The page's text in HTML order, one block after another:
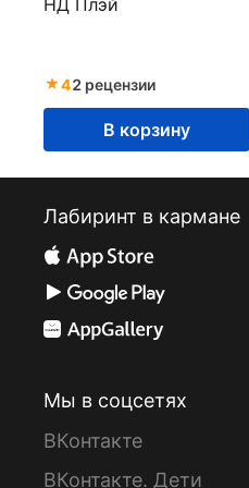
42 рецензии
В корзину
Лабиринт в кармане
Мы в соцсетях
ВКонтакте
ВКонтакте. Дети